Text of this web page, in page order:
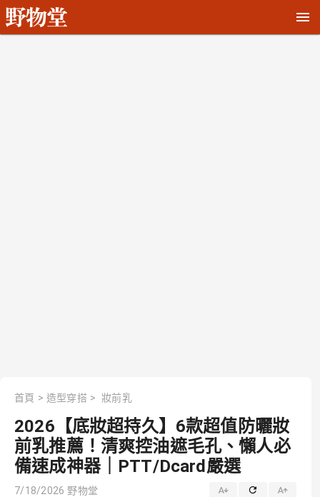
首頁 > 造型穿搭 > 妝前乳
2026【底妝超持久】6款超值防曬妝
前乳推薦！清爽控油遮毛孔、懶人必
備速成神器｜PTT/Dcard嚴選
7/18/2026 野物堂